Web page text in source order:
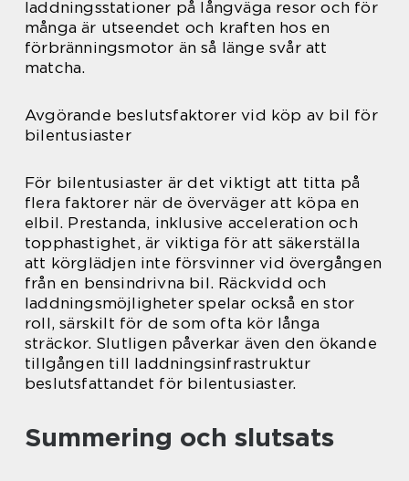
laddningsstationer på långväga resor och för
många är utseendet och kraften hos en
förbränningsmotor än så länge svår att
matcha.
Avgörande beslutsfaktorer vid köp av bil för
bilentusiaster
För bilentusiaster är det viktigt att titta på
flera faktorer när de överväger att köpa en
elbil. Prestanda, inklusive acceleration och
topphastighet, är viktiga för att säkerställa
att körglädjen inte försvinner vid övergången
från en bensindrivna bil. Räckvidd och
laddningsmöjligheter spelar också en stor
roll, särskilt för de som ofta kör långa
sträckor. Slutligen påverkar även den ökande
tillgången till laddningsinfrastruktur
beslutsfattandet för bilentusiaster.
Summering och slutsats